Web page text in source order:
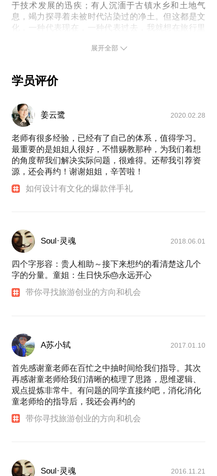
于技术发展的迅疾；有人沉湎于古镇水乡和土地气
息，竭力探寻着未被时代沾染过的净土。但这都是文
化，一种代表现在，一种代表过去，我就想在旅行里
这是我喜欢的事情。做自己喜欢的事情，生活往往每
- 传送门 -
我的项目：
《清乾隆西湖行宫图》衍生产品发布 西湖昨起有了专
属纪念品
我的报道：
他们的青春故事里 你可曾看见自己的影子
展开全部
学员评价
姜云鹭 2020.02.28
老师有很多经验，已经有了自己的体系，值得学习。
最重要的是姐姐人很好，不惜赐教那种，为我们着想
的角度帮我们解决实际问题，很难得。还帮我引荐资
源，还会再约！谢谢姐姐，辛苦啦！
如何设计有文化的爆款伴手礼
Soul·灵魂 2018.06.01
四个字形容：贵人相助～接下来想约的看清楚这几个
字的分量。童姐：生日快乐🎂永远开心
带你寻找旅游创业的方向和机会
A苏小轼 2017.01.10
首先感谢童老师在百忙之中抽时间给我们指导。其次
再感谢童老师给我们清晰的梳理了思路，思维逻辑、
观点提炼非常牛。有问题的同学直接约吧，消化消化
童老师给的指导后，我还会再约的
带你寻找旅游创业的方向和机会
Soul·灵魂 2016.11.21